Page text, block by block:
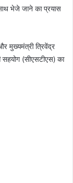
भेजे जाने का प्रयास
मुख्यमंत्री त्रिवेंद्र
(सीएसटीएस) का